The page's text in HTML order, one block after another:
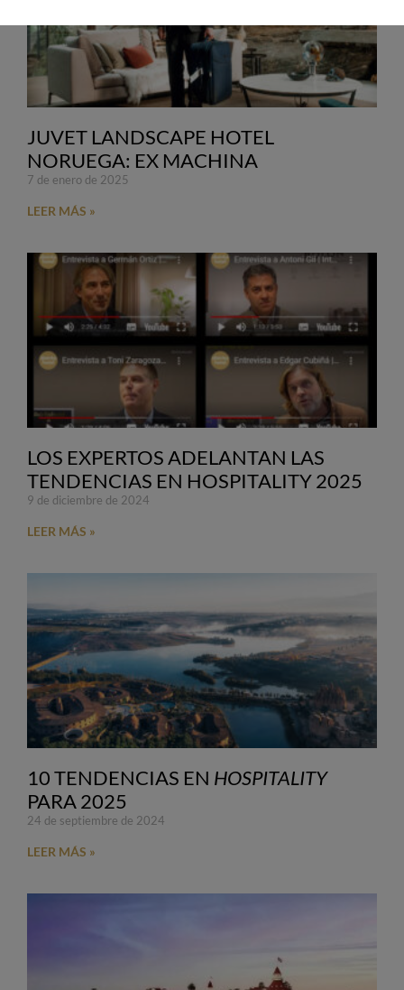
JUVET LANDSCAPE HOTEL
NORUEGA: EX MACHINA
7 de enero de 2025
LEER MÁS »
LOS EXPERTOS ADELANTAN LAS
TENDENCIAS EN HOSPITALITY 2025
9 de diciembre de 2024
LEER MÁS »
10 TENDENCIAS EN HOSPITALITY
PARA 2025
24 de septiembre de 2024
LEER MÁS »